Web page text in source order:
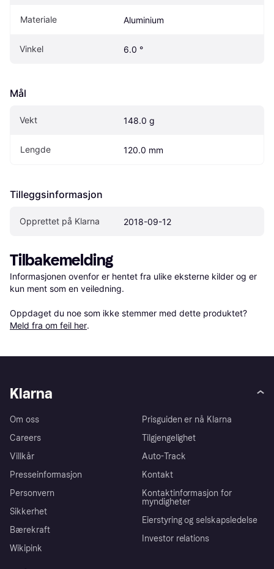
Materiale Aluminium
Vinkel 6.0 °
Mål
Vekt 148.0 g
Lengde 120.0 mm
Tilleggsinformasjon
Opprettet på Klarna 2018-09-12
Tilbakemelding
Informasjonen ovenfor er hentet fra ulike eksterne kilder og er
kun ment som en veiledning.
Oppdaget du noe som ikke stemmer med dette produktet?
Meld fra om feil her.
Klarna
Om oss
Careers
Villkår
Presseinformasjon
Personvern
Sikkerhet
Bærekraft
Wikipink
Prisguiden er nå Klarna
Tilgjengelighet
Auto-Track
Kontakt
Kontaktinformasjon for
myndigheter
Eierstyring og selskapsledelse
Investor relations